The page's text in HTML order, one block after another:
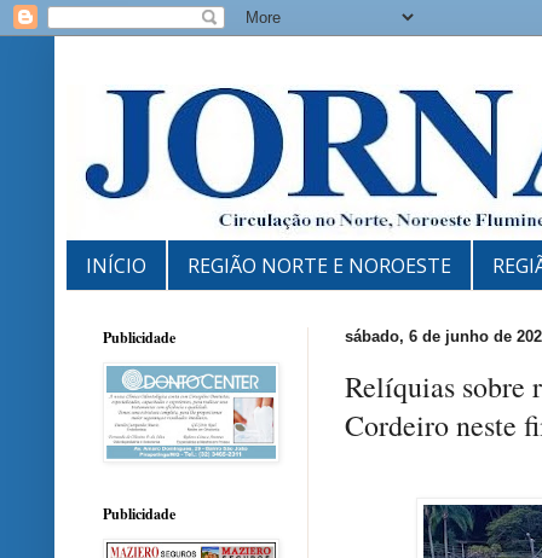
INÍCIO REGIÃO NORTE E NOROESTE
sábado, 6 de junho de
Relíquias sobre
Cordeiro neste
Publicidade
Publicidade